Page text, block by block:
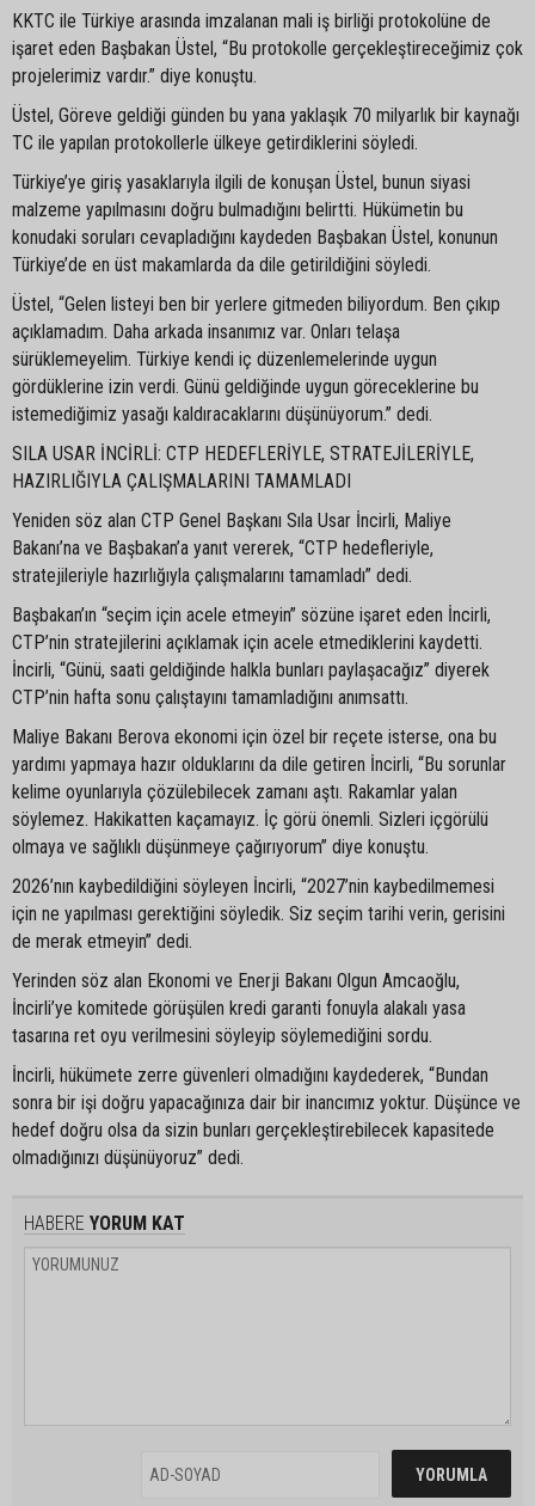
KKTC ile Türkiye arasında imzalanan mali iş birliği protokolüne de
işaret eden Başbakan Üstel, “Bu protokolle gerçekleştireceğimiz çok
projelerimiz vardır.” diye konuştu.
Üstel, Göreve geldiği günden bu yana yaklaşık 70 milyarlık bir kaynağı
TC ile yapılan protokollerle ülkeye getirdiklerini söyledi.
Türkiye’ye giriş yasaklarıyla ilgili de konuşan Üstel, bunun siyasi
malzeme yapılmasını doğru bulmadığını belirtti. Hükümetin bu
konudaki soruları cevapladığını kaydeden Başbakan Üstel, konunun
Türkiye’de en üst makamlarda da dile getirildiğini söyledi.
Üstel, “Gelen listeyi ben bir yerlere gitmeden biliyordum. Ben çıkıp
açıklamadım. Daha arkada insanımız var. Onları telaşa
sürüklemeyelim. Türkiye kendi iç düzenlemelerinde uygun
gördüklerine izin verdi. Günü geldiğinde uygun göreceklerine bu
istemediğimiz yasağı kaldıracaklarını düşünüyorum.” dedi.
SILA USAR İNCİRLİ: CTP HEDEFLERİYLE, STRATEJİLERİYLE,
HAZIRLIĞIYLA ÇALIŞMALARINI TAMAMLADI
Yeniden söz alan CTP Genel Başkanı Sıla Usar İncirli, Maliye
Bakanı’na ve Başbakan’a yanıt vererek, “CTP hedefleriyle,
stratejileriyle hazırlığıyla çalışmalarını tamamladı” dedi.
Başbakan’ın “seçim için acele etmeyin” sözüne işaret eden İncirli,
CTP’nin stratejilerini açıklamak için acele etmediklerini kaydetti.
İncirli, “Günü, saati geldiğinde halkla bunları paylaşacağız” diyerek
CTP’nin hafta sonu çalıştayını tamamladığını anımsattı.
Maliye Bakanı Berova ekonomi için özel bir reçete isterse, ona bu
yardımı yapmaya hazır olduklarını da dile getiren İncirli, “Bu sorunlar
kelime oyunlarıyla çözülebilecek zamanı aştı. Rakamlar yalan
söylemez. Hakikatten kaçamayız. İç görü önemli. Sizleri içgörülü
olmaya ve sağlıklı düşünmeye çağırıyorum” diye konuştu.
2026’nın kaybedildiğini söyleyen İncirli, “2027’nin kaybedilmemesi
için ne yapılması gerektiğini söyledik. Siz seçim tarihi verin, gerisini
de merak etmeyin” dedi.
Yerinden söz alan Ekonomi ve Enerji Bakanı Olgun Amcaoğlu,
İncirli’ye komitede görüşülen kredi garanti fonuyla alakalı yasa
tasarına ret oyu verilmesini söyleyip söylemediğini sordu.
İncirli, hükümete zerre güvenleri olmadığını kaydederek, “Bundan
sonra bir işi doğru yapacağınıza dair bir inancımız yoktur. Düşünce ve
hedef doğru olsa da sizin bunları gerçekleştirebilecek kapasitede
olmadığınızı düşünüyoruz” dedi.
HABERE YORUM KAT